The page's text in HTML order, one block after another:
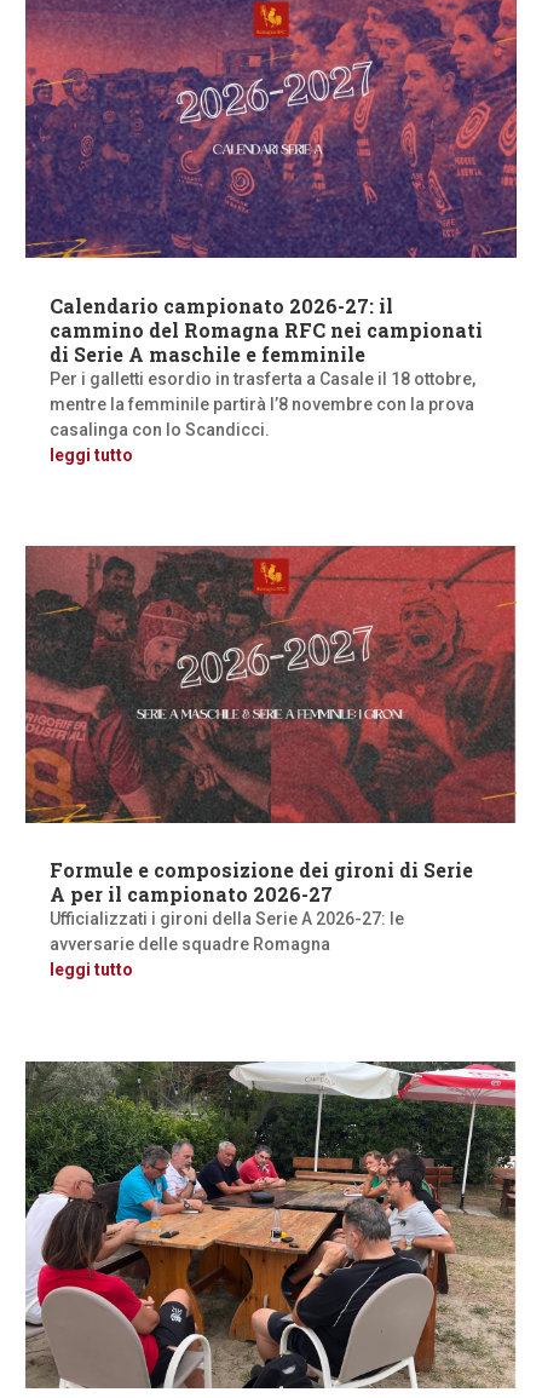
Calendario campionato 2026-27: il
cammino del Romagna RFC nei campionati
di Serie A maschile e femminile
Per i galletti esordio in trasferta a Casale il 18 ottobre,
mentre la femminile partirà l’8 novembre con la prova
casalinga con lo Scandicci.
leggi tutto
Formule e composizione dei gironi di Serie
A per il campionato 2026-27
Ufficializzati i gironi della Serie A 2026-27: le
avversarie delle squadre Romagna
leggi tutto